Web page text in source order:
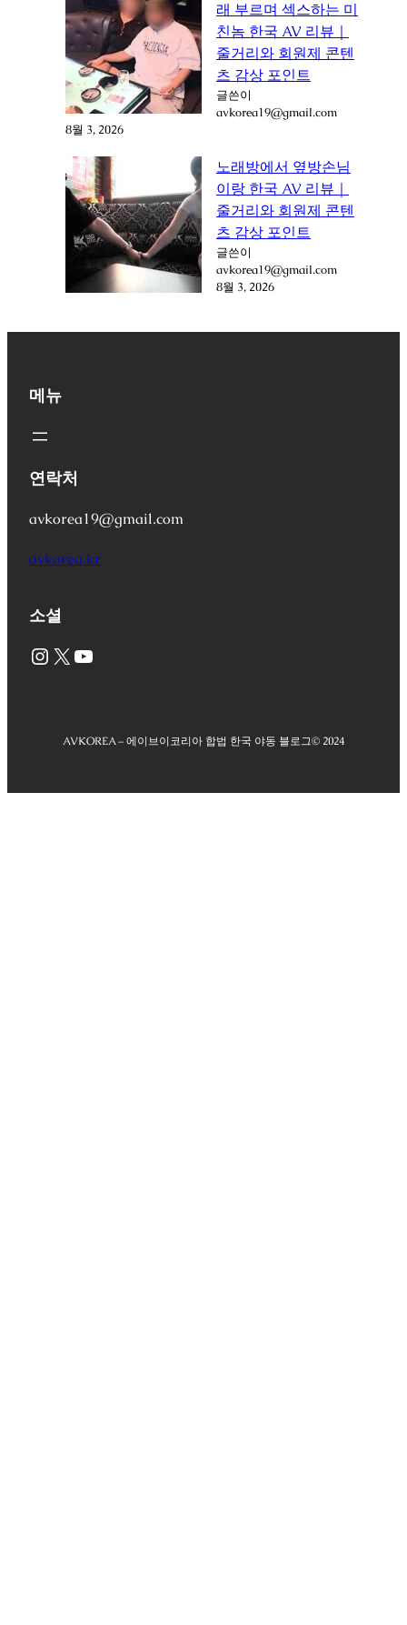
래 부르며 섹스하는 미
친놈 한국 AV 리뷰｜
줄거리와 회원제 콘텐
츠 감상 포인트
글쓴이
avkorea19@gmail.com
8월 3, 2026
노래방에서 옆방손님
이랑 한국 AV 리뷰｜
줄거리와 회원제 콘텐
츠 감상 포인트
글쓴이
avkorea19@gmail.com
8월 3, 2026
메뉴
연락처
avkorea19@gmail.com
avkorea.kr
소셜
Instagram X YouTube
AVKOREA – 에이브이코리아 합법 한국 야동 블로그© 2024